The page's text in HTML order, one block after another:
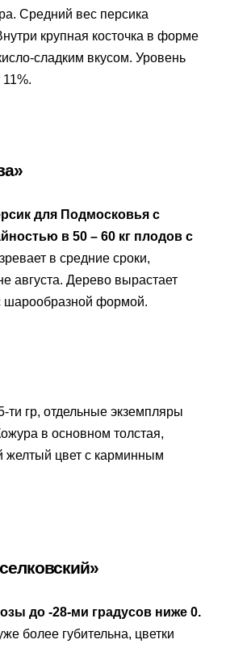
Средний вес персика
крупная косточка в форме
сладким вкусом. Уровень
11%.
для Подмосковья с
в 50 – 60 кг плодов с
в средние сроки,
августа. Дерево вырастает
шарообразной формой.
гр, отдельные экземпляры
в основном толстая,
желтый цвет с карминным
до -28-ми градусов ниже 0.
более губительна, цветки